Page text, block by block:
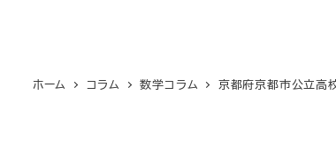
ホーム コラム 数学コラム 京都府京都市公立